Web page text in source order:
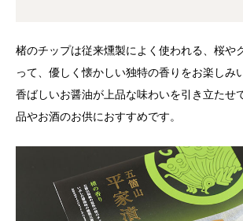
楮のチップは従来燻製によく使われる、桜や
って、優しく懐かしい独特の香りをお楽しみ
香ばしいお醤油が上品な味わいを引き立たせ
品やお酒のお供におすすめです。